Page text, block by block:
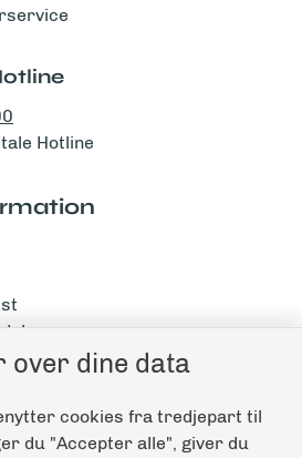
Hotline
til denne side
over dine data
cookies fra tredjepart til
du "Accepter alle", giver du